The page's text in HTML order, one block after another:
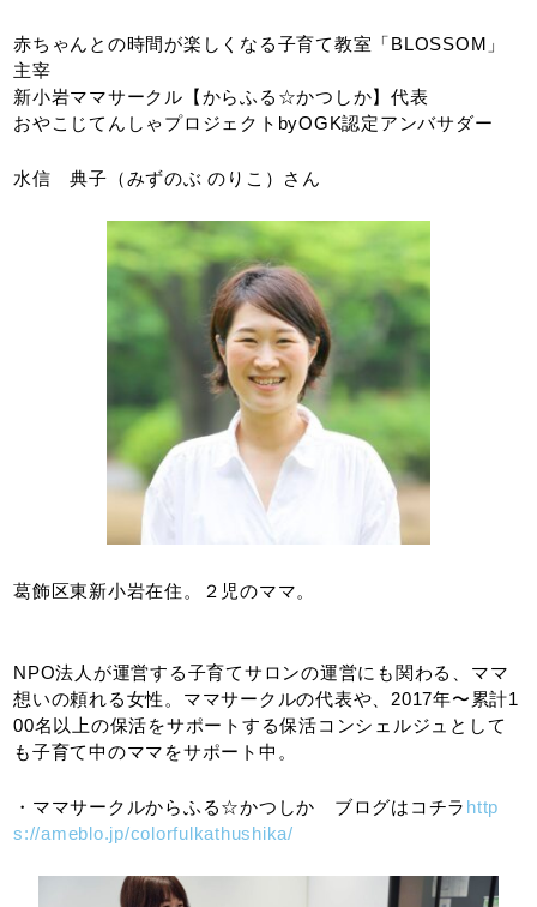
赤ちゃんとの時間が楽しくなる子育て教室「BLOSSOM」
主宰
新小岩ママサークル【からふる☆かつしか】代表
おやこじてんしゃプロジェクトbyOGK認定アンバサダー
水信 典子（みずのぶ のりこ）さん
葛飾区東新小岩在住。２児のママ。
NPO法人が運営する子育てサロンの運営にも関わる、ママ
想いの頼れる女性。ママサークルの代表や、2017年〜累計1
00名以上の保活をサポートする保活コンシェルジュとして
も子育て中のママをサポート中。
・ママサークルからふる☆かつしか ブログはコチラ http
s://ameblo.jp/colorfulkathushika/